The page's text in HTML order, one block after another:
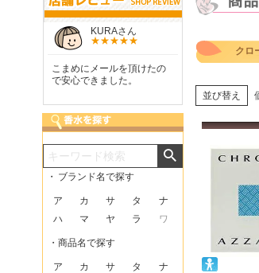
クロ
並び替え
KURAさん
こまめにメールを頂けたの
で安心できました。
もらいます！
・ ブランド名で探す
ア カ サ タ
ナ
ハ
マ ヤ ラ ワ
・商品名で探す
ア カ サ タ
ナ